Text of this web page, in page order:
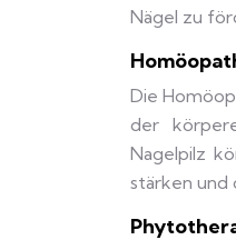
Nägel zu
Die
der
Nagelpilz
stärken und